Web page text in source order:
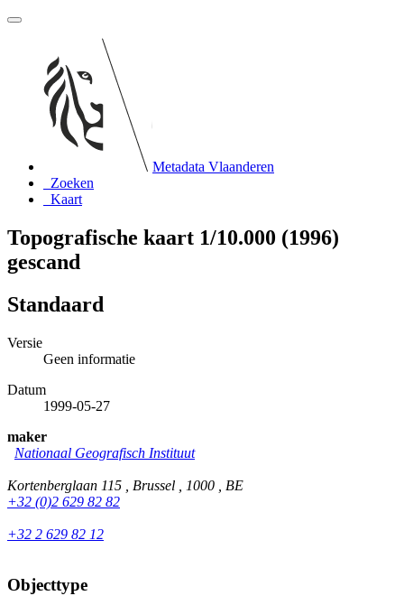
Metadata Vlaanderen
Zoeken
Kaart
Topografische kaart 1/10.000 (1996)
gescand
Standaard
Versie
Geen informatie
Datum
1999-05-27
maker
Nationaal Geografisch Instituut
Kortenberglaan 115 , Brussel , 1000 , BE
+32 (0)2 629 82 82
+32 2 629 82 12
Objecttype